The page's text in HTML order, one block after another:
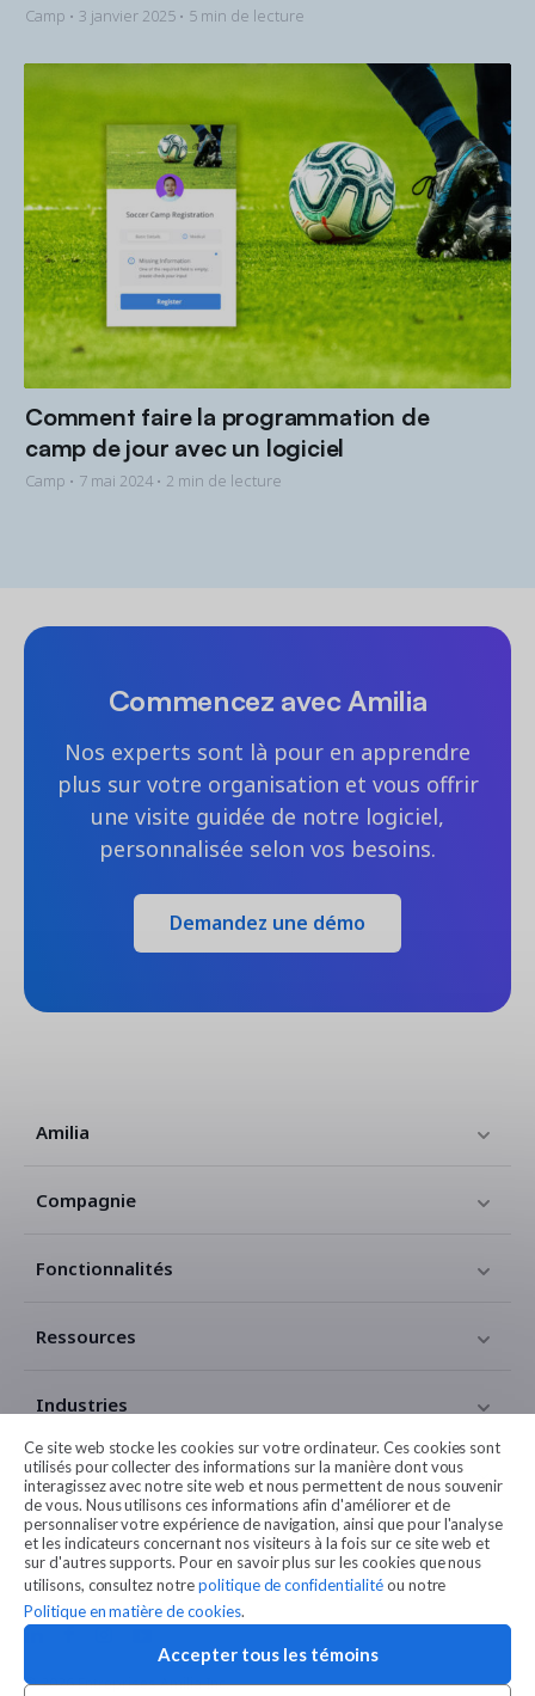
Ce site web stocke les cookies sur votre ordinateur. Ces cookies sont
utilisés pour collecter des informations sur la manière dont vous
interagissez avec notre site web et nous permettent de nous souvenir
de vous. Nous utilisons ces informations afin d'améliorer et de
personnaliser votre expérience de navigation, ainsi que pour l'analyse
et les indicateurs concernant nos visiteurs à la fois sur ce site web et
sur d'autres supports. Pour en savoir plus sur les cookies que nous
utilisons, consultez notrepolitique de confidentialitéou notre
Politique en matière de cookies.
Accepter tous les témoins
Camp • 3 janvier 2025 • 5 min de lecture
Comment faire la programmation de
camp de jour avec un logiciel
Camp • 7 mai 2024 • 2 min de lecture
Commencez avec Amilia
Nos experts sont là pour en apprendre
plus sur votre organisation et vous offrir
une visite guidée de notre logiciel,
personnalisée selon vos besoins.
Demandez une démo
Amilia
Compagnie
Fonctionnalités
Ressources
Industries
Contact
Légales
© 2026 Entreprises Amilia Inc.